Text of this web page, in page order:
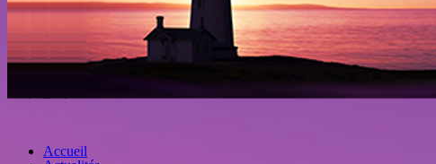
Accueil